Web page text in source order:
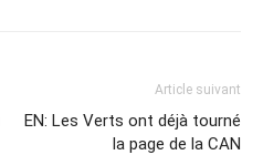
Article suivant
EN: Les Verts ont déjà tourné
la page de la CAN